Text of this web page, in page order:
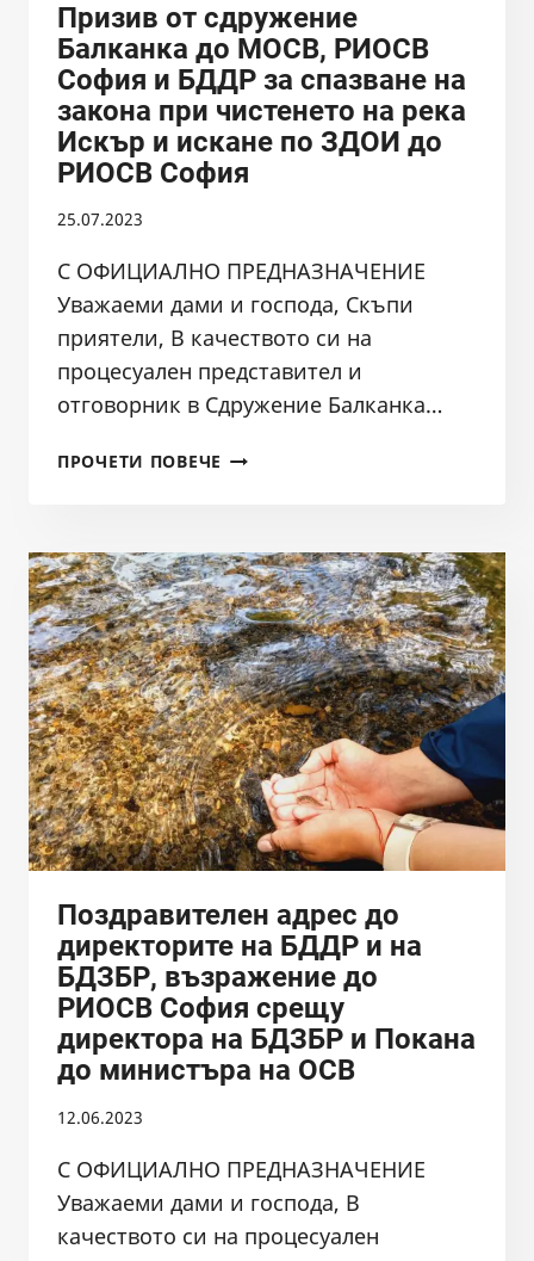
Призив от сдружение
Балканка до МОСВ, РИОСВ
София и БДДР за спазване на
закона при чистенето на река
Искър и искане по ЗДОИ до
РИОСВ София
25.07.2023
С ОФИЦИАЛНО ПРЕДНАЗНАЧЕНИЕ
Уважаеми дами и господа, Скъпи
приятели, В качеството си на
процесуален представител и
отговорник в Сдружение Балканка…
ПРОЧЕТИ ПОВЕЧЕ ПРИЗИВ
ДО
МОСВ,
РИОСВ
СОФИЯ
И
БДДР
ЗА
СПАЗВАНЕ
НА
ЗАКОНА
ПРИ
ЧИСТЕНЕТО
РЕКА
ИСКЪР
И
ИСКАНЕ
ПО
ЗДОИ
ДО
Поздравителен адрес до
директорите на БДДР и на
БДЗБР, възражение до
РИОСВ София срещу
директора на БДЗБР и Покана
до министъра на ОСВ
12.06.2023
С ОФИЦИАЛНО ПРЕДНАЗНАЧЕНИЕ
Уважаеми дами и господа, В
качеството си на процесуален